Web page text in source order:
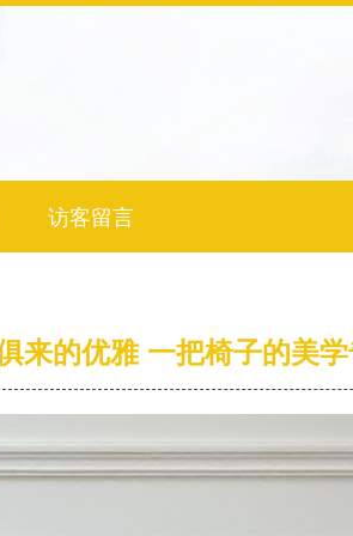
访客留言
来的优雅 一把椅子的美